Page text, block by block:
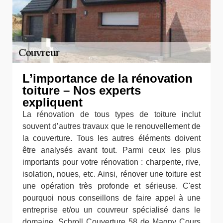
L’importance de la rénovation
toiture – Nos experts
expliquent
La rénovation de tous types de toiture inclut
souvent d’autres travaux que le renouvellement de
la couverture. Tous les autres éléments doivent
être analysés avant tout. Parmi ceux les plus
importants pour votre rénovation : charpente, rive,
isolation, noues, etc. Ainsi, rénover une toiture est
une opération très profonde et sérieuse. C'est
pourquoi nous conseillons de faire appel à une
entreprise et/ou un couvreur spécialisé dans le